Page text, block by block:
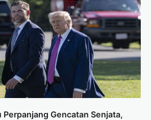
Perpanjang Gencatan Senjata,